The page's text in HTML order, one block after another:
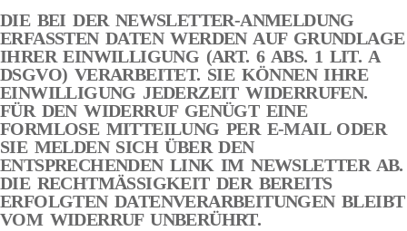
DIE BEI DER NEWSLETTER-ANMELDUNG
ERFASSTEN DATEN WERDEN AUF GRUNDLAGE
IHRER EINWILLIGUNG (ART. 6 ABS. 1 LIT. A
DSGVO) VERARBEITET. SIE KÖNNEN IHRE
EINWILLIGUNG JEDERZEIT WIDERRUFEN.
FÜR DEN WIDERRUF GENÜGT EINE
FORMLOSE MITTEILUNG PER E-MAIL ODER
SIE MELDEN SICH ÜBER DEN
ENTSPRECHENDEN LINK IM NEWSLETTER AB.
DIE RECHTMÄSSIGKEIT DER BEREITS
ERFOLGTEN DATENVERARBEITUNGEN BLEIBT
VOM WIDERRUF UNBERÜHRT.